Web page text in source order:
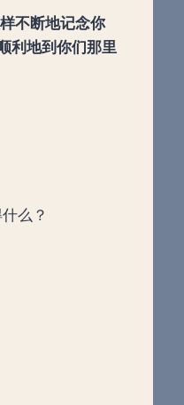
不断地记念你
利地到你们那里
么？